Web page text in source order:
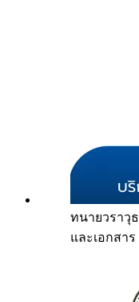
ทนายวราวุธ
และเอกสาร